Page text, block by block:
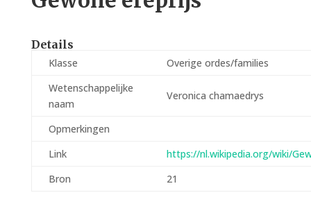
Details
Klasse
Overige ordes/families
Wetenschappelijke
naam
Veronica chamaedrys
Opmerkingen
Link
https://nl.wikipedia.org/wiki/
Bron
21